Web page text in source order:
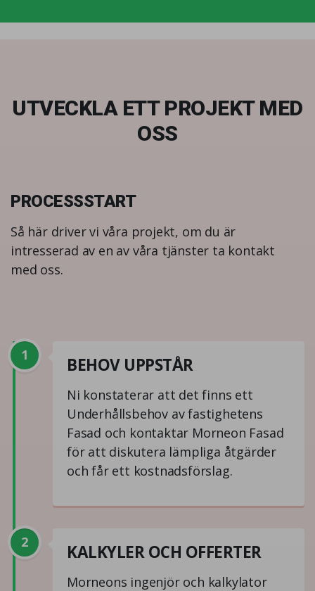
UTVECKLA ETT PROJEKT MED
OSS
PROCESSSTART
Så här driver vi våra projekt, om du är
intresserad av en av våra tjänster ta kontakt
med oss.
1 BEHOV UPPSTÅR
Ni konstaterar att det finns ett
Underhållsbehov av fastighetens
Fasad och kontaktar Morneon Fasad
för att diskutera lämpliga åtgärder
och får ett kostnadsförslag.
2 KALKYLER OCH OFFERTER
Morneons ingenjör och kalkylator